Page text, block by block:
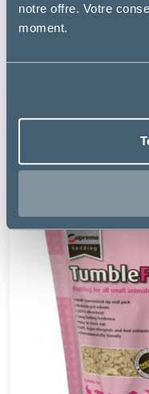
notre offre. Votre
moment.
LITIÈRE